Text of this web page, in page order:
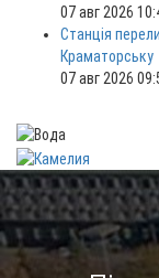
07 авг 2026
Станція
Краматорську
07 авг 2026